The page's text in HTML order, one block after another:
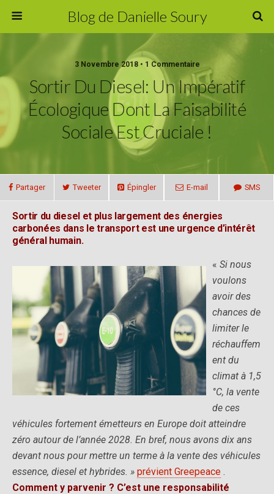
Blog de Danielle Soury
3 Novembre 2018 • 1 Commentaire
Sortir Du Diesel: Un Impératif
Écologique Dont La Faisabilité
Sociale Est Cruciale !
Partager Tweeter Épingler E-mail SMS
Sortir du diesel et plus largement des énergies
carbonées dans le transport est une urgence d’intérêt
général humain.
« Si nous
voulons
avoir des
chances de
limiter le
réchauffem
ent du
climat à 1,5
°C, la vente
de ces
véhicules fortement émetteurs en Europe doit atteindre
zéro autour de l’année 2028. En bref, nous avons dix ans
devant nous pour mettre un terme à la vente des véhicules
essence, diesel et hybrides. » prévient Greepeace .
Comment y parvenir ? C’est une responsabilité